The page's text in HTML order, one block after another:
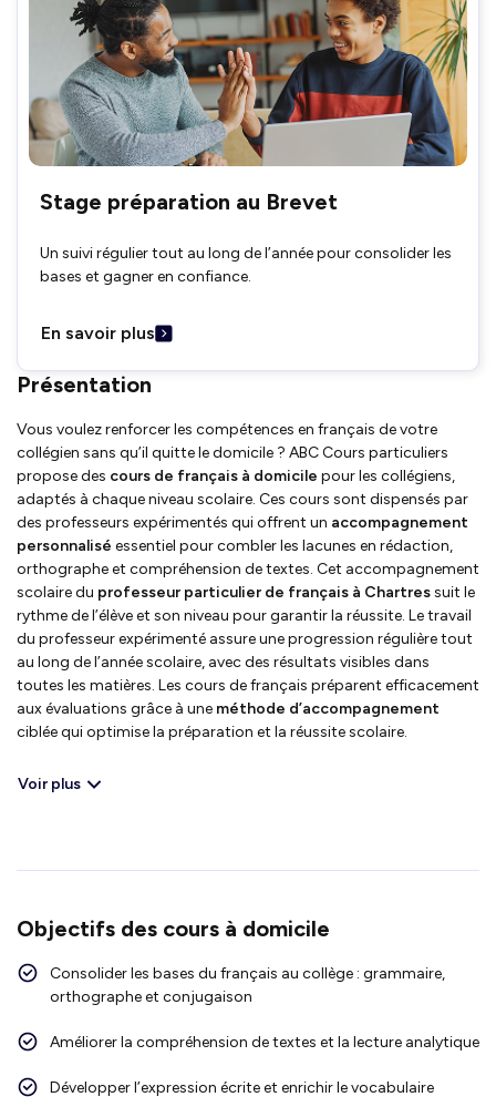
Stage préparation au Brevet
Un suivi régulier tout au long de l’année pour consolider les
bases et gagner en confiance.
En savoir plus
Présentation
Vous voulez renforcer les compétences en français de votre
collégien sans qu’il quitte le domicile ? ABC Cours particuliers
propose des cours de français à domicile pour les collégiens,
adaptés à chaque niveau scolaire. Ces cours sont dispensés par
des professeurs expérimentés qui offrent un accompagnement
personnalisé essentiel pour combler les lacunes en rédaction,
orthographe et compréhension de textes. Cet accompagnement
scolaire du professeur particulier de français à Chartressuit le
rythme de l’élève et son niveau pour garantir la réussite. Le travail
du professeur expérimenté assure une progression régulière tout
au long de l’année scolaire, avec des résultats visibles dans
toutes les matières. Les cours de français préparent efficacement
aux évaluations grâce à une méthode d’accompagnement
ciblée qui optimise la préparation et la réussite scolaire.
Voir plus
Objectifs des cours à domicile
Consolider les bases du français au collège : grammaire,
orthographe et conjugaison
Améliorer la compréhension de textes et la lecture analytique
Développer l’expression écrite et enrichir le vocabulaire